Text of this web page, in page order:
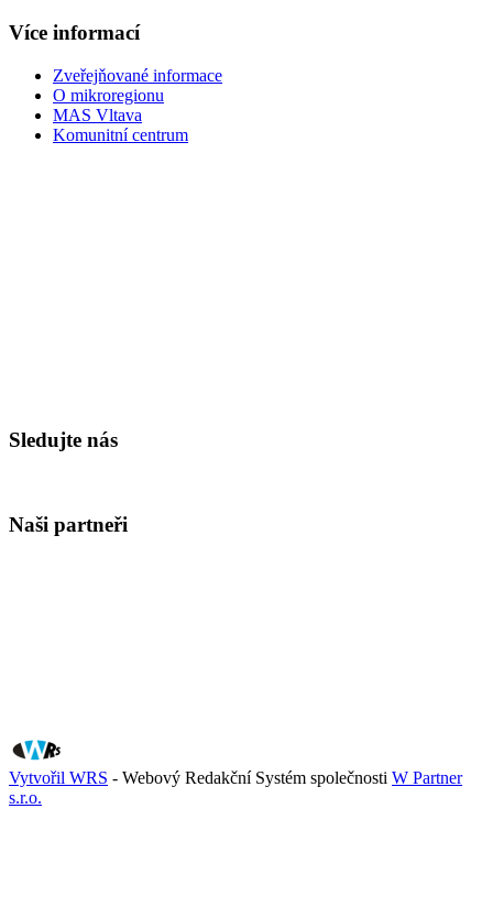
Více informací
Zveřejňované informace
O mikroregionu
MAS Vltava
Komunitní centrum
Sledujte nás
Naši partneři
Vytvořil WRS - Webový Redakční Systém společnosti W Partner
s.r.o.